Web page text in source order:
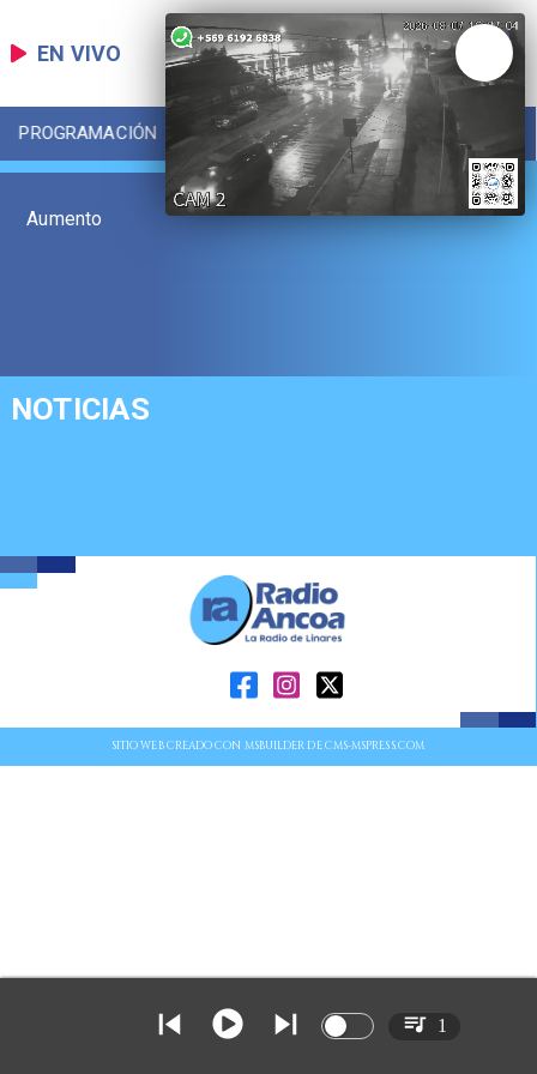
EN VIVO
PROGRAMACIÓN LOCAL DEPORTES
Aumento
NOTICIAS
SITIO WEB CREADO CON MSBUILDER DE CMS-MSPRESS.COM
1